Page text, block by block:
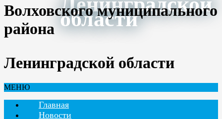
области
Волховского муниципального
района
Ленинградской области
МЕНЮ
Главная
Новости